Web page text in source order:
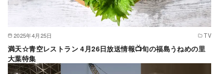
2025年4月25日 TV
満天☆青空レストラン 4月26日放送情報📺旬の福島うねめの里
大葉特集